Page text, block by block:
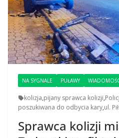
NA SYGNALE PUŁAWY
kolizja,pijany sprawca kolizji,
poszukiwana do odbycia kary,ul.
Sprawca kolizji